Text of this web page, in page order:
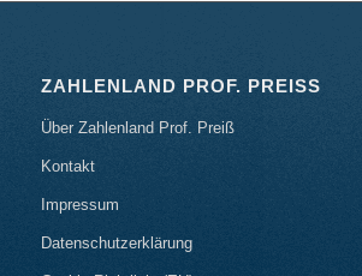
ZAHLENLAND PROF. PREISS
Über Zahlenland Prof. Preiß
Kontakt
Impressum
Datenschutzerklärung